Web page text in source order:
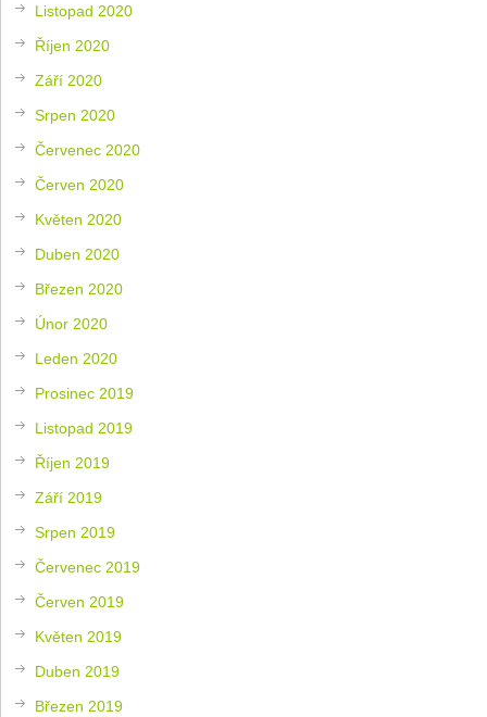
Listopad 2020
Říjen 2020
Září 2020
Srpen 2020
Červenec 2020
Červen 2020
Květen 2020
Duben 2020
Březen 2020
Únor 2020
Leden 2020
Prosinec 2019
Listopad 2019
Říjen 2019
Září 2019
Srpen 2019
Červenec 2019
Červen 2019
Květen 2019
Duben 2019
Březen 2019